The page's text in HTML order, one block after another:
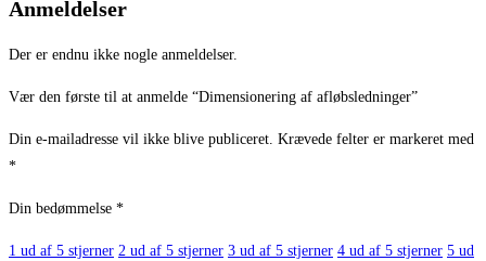
Anmeldelser
Der er endnu ikke nogle anmeldelser.
Vær den første til at anmelde “Dimensionering af afløbsledninger”
Din e-mailadresse vil ikke blive publiceret. Krævede felter er markeret med
*
Din bedømmelse *
1 ud af 5 stjerner 2 ud af 5 stjerner 3 ud af 5 stjerner 4 ud af 5 stjerner 5 ud